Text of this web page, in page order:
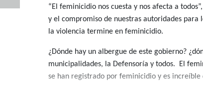
“El feminicidio nos cuesta y nos afecta a
y el compromiso de nuestras autoridades
la violencia termine en feminicidio.
¿Dónde hay un albergue de este gobierno?
municipalidades, la Defensoría y todos. El
se han registrado por feminicidio y es